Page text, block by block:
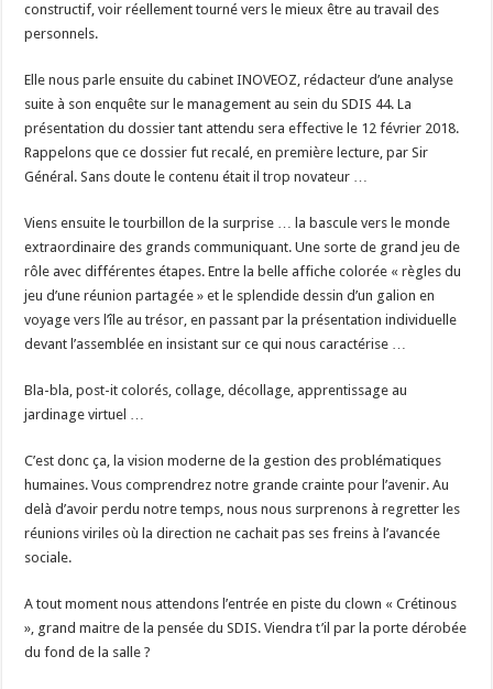
constructif, voir réellement tourné vers le mieux être au travail des
personnels.
Elle nous parle ensuite du cabinet INOVEOZ, rédacteur d’une analyse
suite à son enquête sur le management au sein du SDIS 44. La
présentation du dossier tant attendu sera effective le 12 février 2018.
Rappelons que ce dossier fut recalé, en première lecture, par Sir
Général. Sans doute le contenu était il trop novateur …
Viens ensuite le tourbillon de la surprise … la bascule vers le monde
extraordinaire des grands communiquant. Une sorte de grand jeu de
rôle avec différentes étapes. Entre la belle affiche colorée « règles du
jeu d’une réunion partagée » et le splendide dessin d’un galion en
voyage vers l’île au trésor, en passant par la présentation individuelle
devant l’assemblée en insistant sur ce qui nous caractérise …
Bla-bla, post-it colorés, collage, décollage, apprentissage au
jardinage virtuel …
C’est donc ça, la vision moderne de la gestion des problématiques
humaines. Vous comprendrez notre grande crainte pour l’avenir. Au
delà d’avoir perdu notre temps, nous nous surprenons à regretter les
réunions viriles où la direction ne cachait pas ses freins à l’avancée
sociale.
A tout moment nous attendons l’entrée en piste du clown « Crétinous
», grand maitre de la pensée du SDIS. Viendra t’il par la porte dérobée
du fond de la salle ?